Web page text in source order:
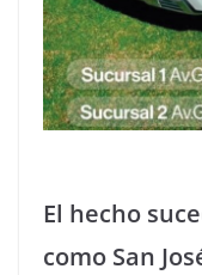
El hecho
como San